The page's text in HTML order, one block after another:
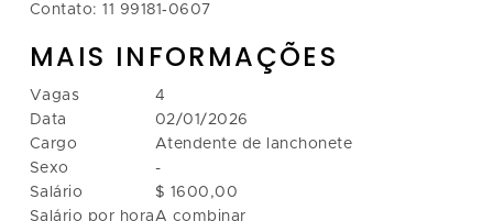
Contato: 11 99181‑0607
MAIS INFORMAÇÕES
Vagas
Data
Cargo
Sexo
Salário
Salário por hora
4
02/01/2026
Atendente de lanchonete
-
$ 1600,00
A combinar